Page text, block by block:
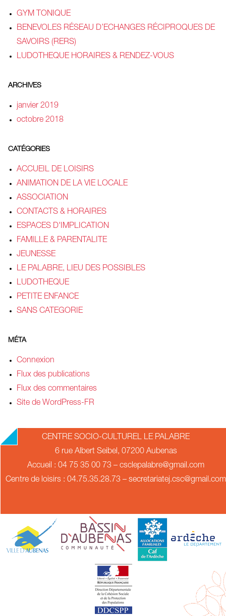
GYM TONIQUE
BENEVOLES RÉSEAU D’ECHANGES RÉCIPROQUES DE
SAVOIRS (RERS)
LUDOTHEQUE HORAIRES & RENDEZ-VOUS
ARCHIVES
janvier 2019
octobre 2018
CATÉGORIES
ACCUEIL DE LOISIRS
ANIMATION DE LA VIE LOCALE
ASSOCIATION
CONTACTS & HORAIRES
ESPACES D'IMPLICATION
FAMILLE & PARENTALITE
JEUNESSE
LE PALABRE, LIEU DES POSSIBLES
LUDOTHEQUE
PETITE ENFANCE
SANS CATEGORIE
MÉTA
Connexion
Flux des publications
Flux des commentaires
Site de WordPress-FR
CENTRE SOCIO-CULTUREL LE PALABRE
6 rue Albert Seibel, 07200 Aubenas
Accueil : 04 75 35 00 73 – csclepalabre@gmail.com
Centre de loisirs : 04.75.35.28.73 – secretariatej.csc@gmail.com